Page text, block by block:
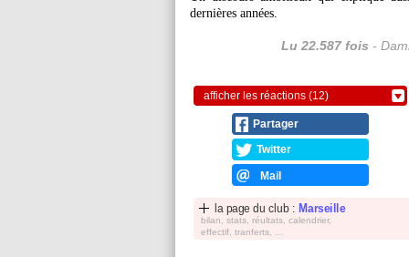
dernières années.
Lu 22.587 fois -
afficher les réactions (12)
Partager
Twitter
Mail
la page du club : Marseille
bilan, stats, réultats, calendrier,
effectif, tranferts, ...